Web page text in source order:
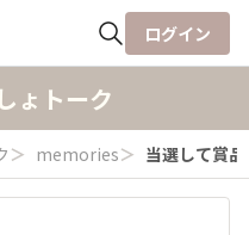
検索
ログイン
ょトーク
＞ memories＞ 当選して賞